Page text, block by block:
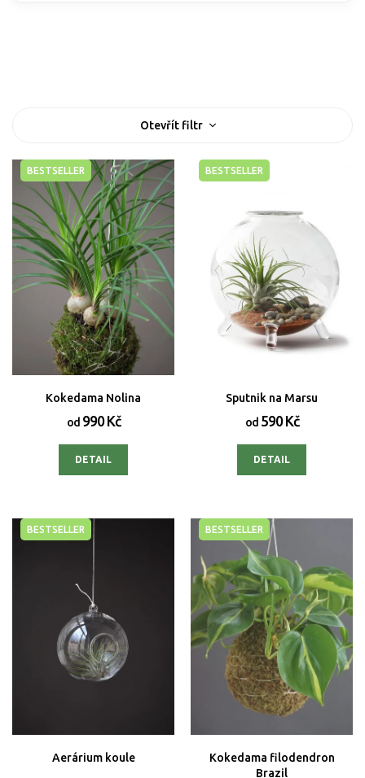
Otevřít filtr
p
r
o
d
u
k
BESTSELLER
Kokedama Nolina
od990 Kč
DETAIL
BESTSELLER
Sputnik na Marsu
od590 Kč
DETAIL
BESTSELLER
Aerárium koule
BESTSELLER
Kokedama filodendron
Brazil